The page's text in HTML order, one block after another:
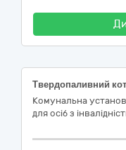
Твердопаливний
Комунальна
для осіб з